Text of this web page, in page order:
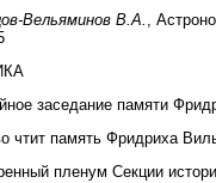
Вельяминов B.А. ,
заседание памяти
чтит память Фридриха
пленум Секции